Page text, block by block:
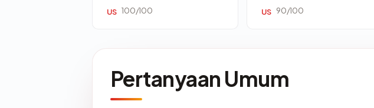
US 100/100 US 90/100
Pertanyaan Umum